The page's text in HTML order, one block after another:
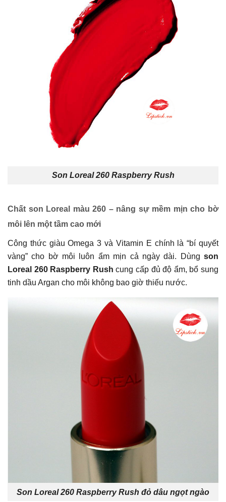
Son Loreal 260 Raspberry Rush
Chất son Loreal màu 260 – nâng sự mềm mịn cho bờ
môi lên một tầm cao mới
Công thức giàu Omega 3 và Vitamin E chính là “bí quyết
vàng” cho bờ môi luôn ẩm mịn cả ngày dài. Dùng son
Loreal 260 Raspberry Rushcung cấp đủ độ ẩm, bổ sung
tinh dầu Argan cho môi không bao giờ thiếu nước.
Son Loreal 260 Raspberry Rush đỏ dâu ngọt ngào